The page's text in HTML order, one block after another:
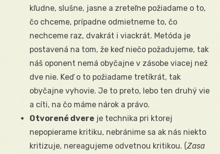
kľudne, slušne, jasne a zreteľne požiadame o to,
čo chceme, prípadne odmietneme to, čo
nechceme raz, dvakrát i viackrát. Metóda je
postavená na tom, že keď niečo požadujeme, tak
náš oponent nemá obyčajne v zásobe viacej než
dve nie. Keď o to požiadame tretíkrát, tak
obyčajne vyhovie. Je to preto, lebo ten druhý vie
a cíti, na čo máme nárok a právo.
Otvorené dvere je technika pri ktorej
nepopierame kritiku, nebránime sa ak nás niekto
kritizuje, nereagujeme odvetnou kritikou. (Zasa